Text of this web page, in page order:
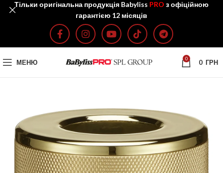
МЕНЮ 0 0 ГРН
Тільки оригінальна продукція Babyliss PRO з офіційною
гарантією 12 місяців